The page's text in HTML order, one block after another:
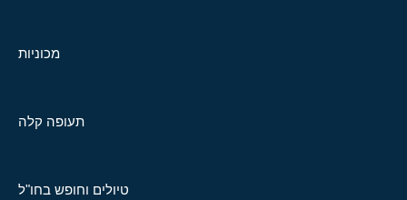
מכוניות
תעופה קלה
טיולים וחופש בחו"ל